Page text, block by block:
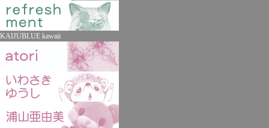
KAIJUBLUE kawaii